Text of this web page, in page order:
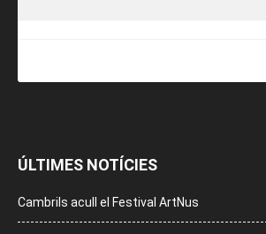
ÚLTIMES NOTÍCIES
Cambrils acull el Festival ArtNus